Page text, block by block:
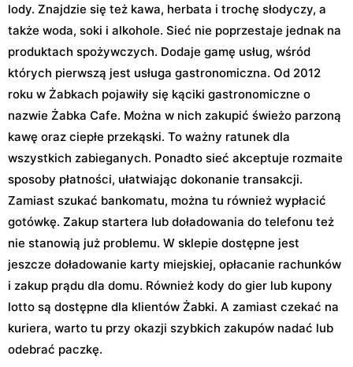
lody. Znajdzie się też kawa, herbata i trochę słodyczy, a
także woda, soki i alkohole. Sieć nie poprzestaje jednak na
produktach spożywczych. Dodaje gamę usług, wśród
których pierwszą jest usługa gastronomiczna. Od 2012
roku w Żabkach pojawiły się kąciki gastronomiczne o
nazwie Żabka Cafe. Można w nich zakupić świeżo parzoną
kawę oraz ciepłe przekąski. To ważny ratunek dla
wszystkich zabieganych. Ponadto sieć akceptuje rozmaite
sposoby płatności, ułatwiając dokonanie transakcji.
Zamiast szukać bankomatu, można tu również wypłacić
gotówkę. Zakup startera lub doładowania do telefonu też
nie stanowią już problemu. W sklepie dostępne jest
jeszcze doładowanie karty miejskiej, opłacanie rachunków
i zakup prądu dla domu. Również kody do gier lub kupony
lotto są dostępne dla klientów Żabki. A zamiast czekać na
kuriera, warto tu przy okazji szybkich zakupów nadać lub
odebrać paczkę.